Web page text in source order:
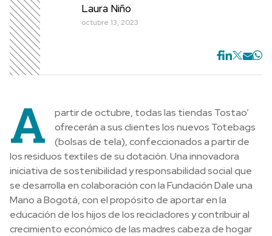
Laura Niño
octubre 13, 2023
A
partir de octubre, todas las tiendas Tostao’
ofrecerán a sus clientes los nuevos Totebags
(bolsas de tela), confeccionados a partir de
los residuos textiles de su dotación. Una innovadora
iniciativa de sostenibilidad y responsabilidad social que
se desarrolla en colaboración con la Fundación Dale una
Mano a Bogotá, con el propósito de aportar en la
educación de los hijos de los recicladores y contribuir al
crecimiento económico de las madres cabeza de hogar